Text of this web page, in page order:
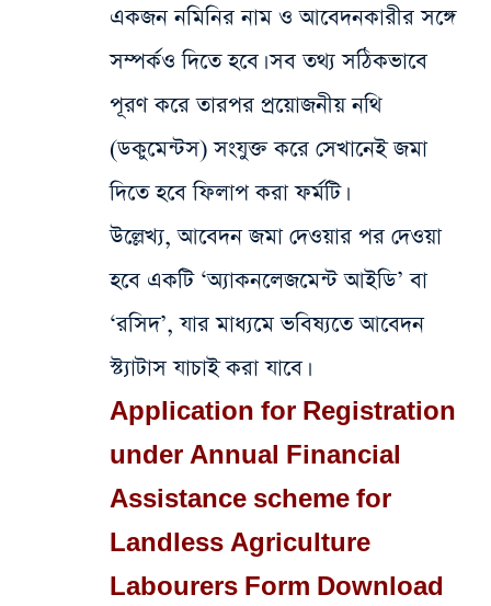
একজন নমিনির নাম ও আবেদনকারীর সঙ্গে
সম্পর্কও দিতে হবে। সব তথ্য সঠিকভাবে
পূরণ করে তারপর প্রয়োজনীয় নথি
(ডকুমেন্টস) সংযুক্ত করে সেখানেই জমা
দিতে হবে ফিলাপ করা ফর্মটি।
উল্লেখ্য, আবেদন জমা দেওয়ার পর দেওয়া
হবে একটি ‘অ্যাকনলেজমেন্ট আইডি’ বা
‘রসিদ’, যার মাধ্যমে ভবিষ্যতে আবেদন
স্ট্যাটাস যাচাই করা যাবে।
Application for Registration
under Annual Financial
Assistance scheme for
Landless Agriculture
Labourers Form Download